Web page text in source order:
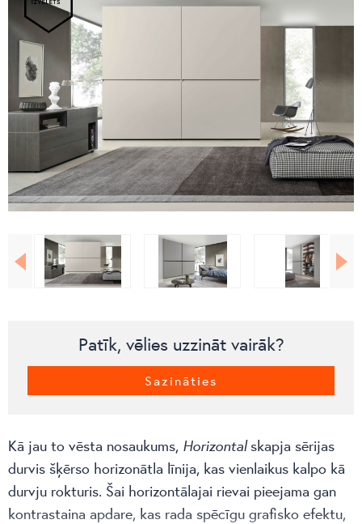
Patīk, vēlies uzzināt vairāk?
Sazināties
Kā jau to vēsta nosaukums, Horizontalskapja sērijas
durvis šķērso horizonātla līnija, kas vienlaikus kalpo kā
durvju rokturis. Šai horizontālajai rievai pieejama gan
kontrastaina apdare, kas rada spēcīgu grafisko efektu,